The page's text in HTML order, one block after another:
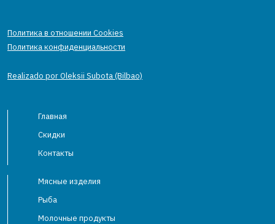
Политика в отношении Cookies
Политика конфиденциальности
Realizado por Oleksii Subota (Bilbao)
Главная
Скидки
Контакты
Мясные изделия
Рыба
Молочные продукты